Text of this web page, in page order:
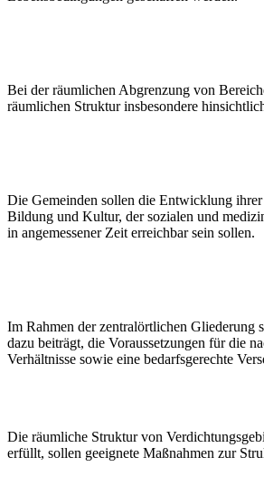
Bei der räumlichen Abgrenzung von
räumlichen Struktur insbesondere
Die Gemeinden sollen die Entwicklung
Bildung und Kultur, der sozialen und
in angemessener Zeit erreichbar sein sollen.
Im Rahmen der zentralörtlichen Gliederung
dazu beiträgt, die Voraussetzungen für die
Verhältnisse sowie eine bedarfsgerechte
Die räumliche Struktur von
erfüllt, sollen geeignete Maßnahmen zur